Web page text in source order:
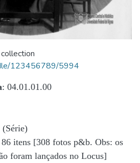
123456789/5994
: 04.01.01.00
(Série)
86 itens [308 fotos p&b. Obs: os
foram lançados no Locus]